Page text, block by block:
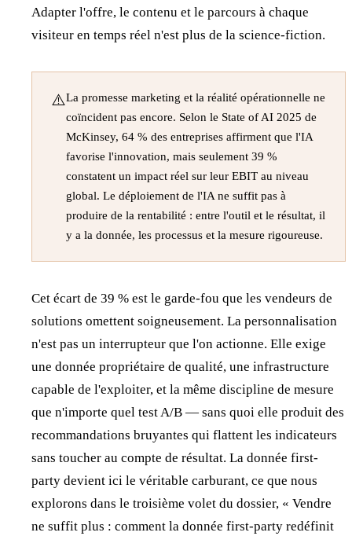
Adapter l'offre, le contenu et le parcours à chaque
visiteur en temps réel n'est plus de la science-fiction.
⚠️La promesse marketing et la réalité opérationnelle ne
coïncident pas encore. Selon le State of AI 2025 de
McKinsey, 64 % des entreprises affirment que l'IA
favorise l'innovation, mais seulement 39 %
constatent un impact réel sur leur EBIT au niveau
global. Le déploiement de l'IA ne suffit pas à
produire de la rentabilité : entre l'outil et le résultat, il
y a la donnée, les processus et la mesure rigoureuse.
Cet écart de 39 % est le garde-fou que les vendeurs de
solutions omettent soigneusement. La personnalisation
n'est pas un interrupteur que l'on actionne. Elle exige
une donnée propriétaire de qualité, une infrastructure
capable de l'exploiter, et la même discipline de mesure
que n'importe quel test A/B — sans quoi elle produit des
recommandations bruyantes qui flattent les indicateurs
sans toucher au compte de résultat. La donnée first-
party devient ici le véritable carburant, ce que nous
explorons dans le troisième volet du dossier, « Vendre
ne suffit plus : comment la donnée first-party redéfinit